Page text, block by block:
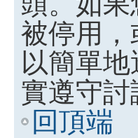
被停用
以簡單
實遵守討
回頂端